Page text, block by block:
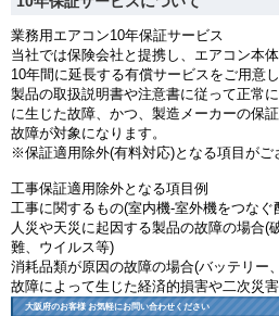
業務用エアコン10年保証サービス
当社では保険会社と提携し、エアコン本
10年間に延長する有償サービスをご用意し
製品の取扱説明書や注意書に従って正常
に生じた故障、かつ、製造メーカーの保
故障が対象になります。
※保証適用除外(有料対応)となる項目がご
工事保証適用除外となる項目例
工事に関するもの(室内機-室外機をつな
人災や天災に起因する製品の故障の場合(
難、ウイルス等)
消耗品類が原因の故障の場合(バッテリー
故障によって生じた経済的損害や二次災
大阪府のお客様 お気軽にお問い合わせください